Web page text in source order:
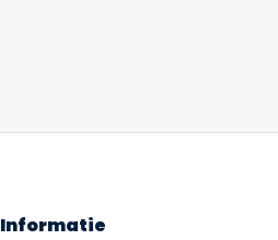
Informatie